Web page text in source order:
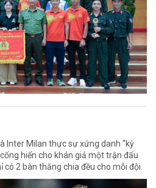
Inter Milan thực sự xứng danh “kỳ
hiến cho khán giả một trận đấu
có 2 bàn thắng chia đều cho mỗi đội.